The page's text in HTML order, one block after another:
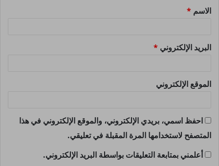
*
الاسم *
البريد الإلكتروني *
الموقع الإلكتروني
احفظ اسمي، بريدي الإلكتروني، والموقع الإلكتروني في هذا
المتصفح لاستخدامها المرة المقبلة في تعليقي.
أعلمني بمتابعة التعليقات بواسطة البريد الإلكتروني.